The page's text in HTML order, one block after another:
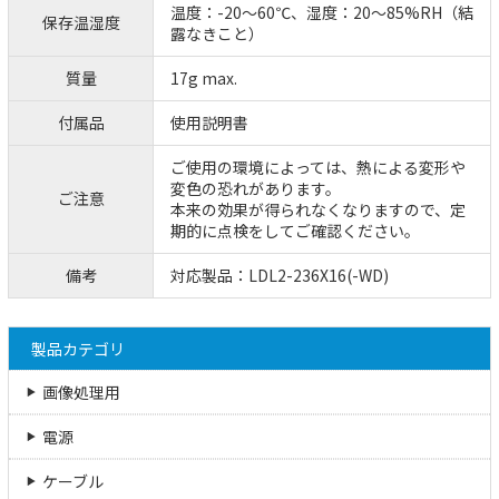
保存温湿度
温度：-20～60℃、湿度：20～85%RH（結
露なきこと）
質量
17g max.
付属品
使用説明書
ご注意
ご使用の環境によっては、熱による変形や
変色の恐れがあります。
本来の効果が得られなくなりますので、定
期的に点検をしてご確認ください。
備考
対応製品：LDL2-236X16(-WD)
製品カテゴリ
画像処理用
電源
ケーブル